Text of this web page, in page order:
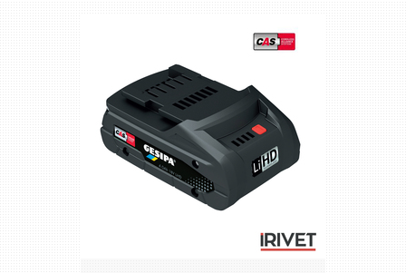
Аккумуляторная батарея GESIPA CAS LiHD
4.0 Ач, 18В для заклёпочников ACCUBIRD